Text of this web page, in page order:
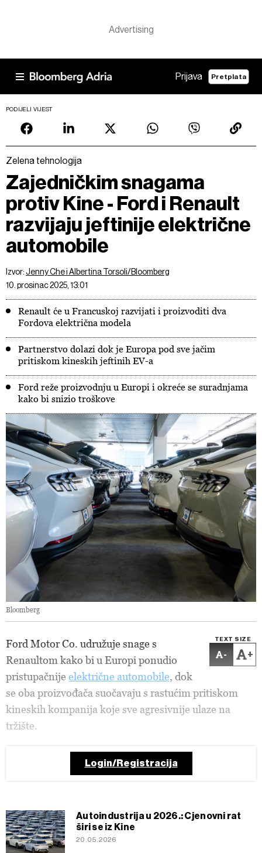
Prijava Pretplata
PODIJELI VIJEST
Zelena tehnologija
Zajedničkim snagama
protiv Kine - Ford i Renault
razvijaju jeftinije električne
automobile
Izvor:Jenny Che i Albertina Torsoli/Bloomberg
10. prosinac 2025, 13:01
Renault će u Francuskoj razvijati i proizvoditi dva
Fordova električna modela
Partnerstvo dolazi dok je Europa pod sve jačim
pritiskom kineskih jeftinih EV-a
Ford reže proizvodnju u Europi i okreće se suradnjama
kako bi snizio troškove
Bloomberg
TEXT SIZE
- +
Ford Motor Co. udružuje snage s
Renaultom kako bi u Europi ponudio
pristupačnije električne automobile, dok
se oba proizvođača suočavaju s rastućim pritiskom
kineskih kompanija koje sve agresivnije ulaze na
tržište.
Login/Registracija
Autoindustrija u 2026.: Cjenovni rat
širi se iz Kine
20.05.2026